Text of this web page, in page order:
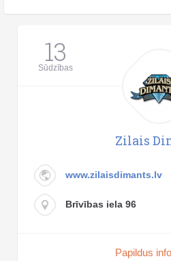
13
Sūdzības
Zilais
www.zilaisdimants.lv
Brīvības iela 96
Papildus